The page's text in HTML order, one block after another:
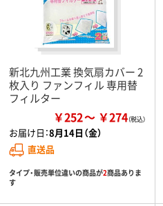
新北九州工業 換気扇カバー 2
枚入り ファンフィル 専用替
フィルター
￥252 ￥274
お届け日：8月14日（金）
直送品
タイプ・販売単位違いの商品が2商品ありま
す